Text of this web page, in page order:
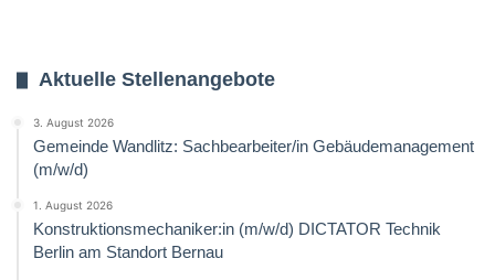
Aktuelle Stellenangebote
3. August 2026
Gemeinde Wandlitz: Sachbearbeiter/in Gebäudemanagement
(m/w/d)
1. August 2026
Konstruktionsmechaniker:in (m/w/d) DICTATOR Technik
Berlin am Standort Bernau